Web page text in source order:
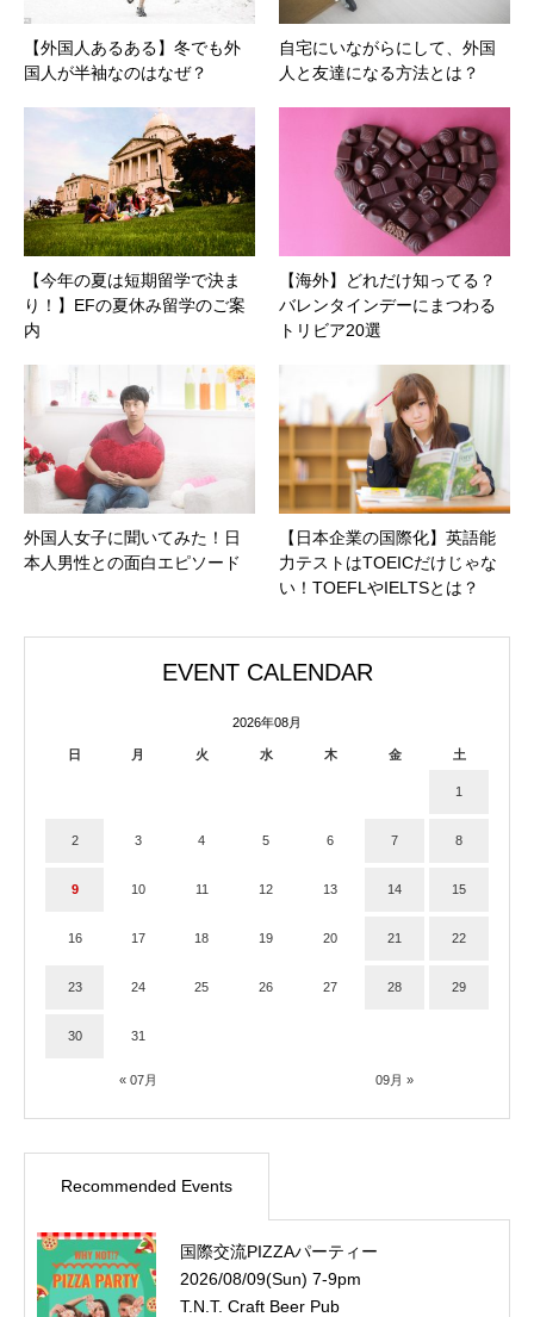
【外国人あるある】冬でも外
国人が半袖なのはなぜ？
自宅にいながらにして、外国
人と友達になる方法とは？
【今年の夏は短期留学で決ま
り！】EFの夏休み留学のご案
内
【海外】どれだけ知ってる？
バレンタインデーにまつわる
トリビア20選
外国人女子に聞いてみた！日
本人男性との面白エピソード
【日本企業の国際化】英語能
力テストはTOEICだけじゃな
い！TOEFLやIELTSとは？
EVENT CALENDAR
2026年08月
日 月 火 水 木 金 土
« 07月 09月 »
1
2 3 4 5 6 7 8
9 10 11 12 13 14 15
16 17 18 19 20 21 22
23 24 25 26 27 28 29
30 31
Recommended Events
国際交流PIZZAパーティー
2026/08/09(Sun) 7-9pm
T.N.T. Craft Beer Pub